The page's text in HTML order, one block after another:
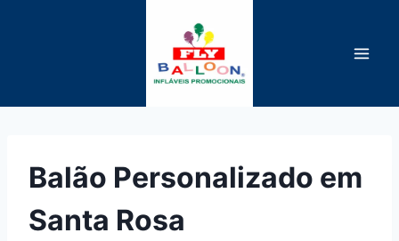
Balão Personalizado em
Santa Rosa